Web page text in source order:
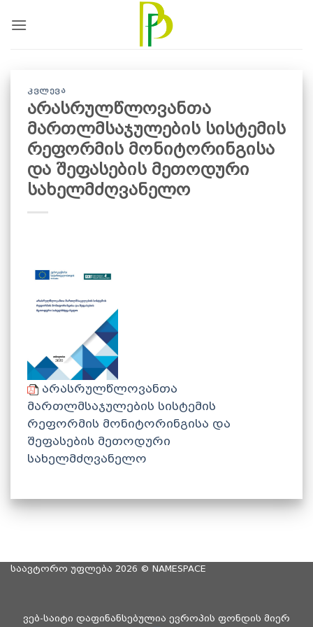
ᲙᲕᲚᲔᲕᲐ
არასრულწლოვანთა
მართლმსაჯულების სისტემის
რეფორმის მონიტორინგისა
და შეფასების მეთოდური
სახელმძღვანელო
არასრულწლოვანთა
მართლმსაჯულების სისტემის
რეფორმის მონიტორინგისა და
შეფასების მეთოდური
სახელმძღვანელო
საავტორო უფლება 2026 © NAMESPACE
ვებ-საიტი დაფინანსებულია ევროპის ფონდის მიერ